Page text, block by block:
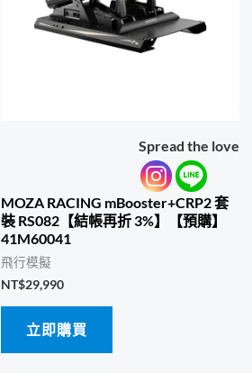
Spread the love
MOZA RACING mBooster+CRP2 套
裝 RS082【結帳再折 3%】【預購】
41M60041
飛行模擬
NT$29,990
立即購買